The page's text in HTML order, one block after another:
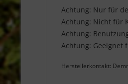
Achtung: Nur für
Achtung: Nicht für
Achtung:
Achtung: Geeignet
Herstellerkontakt: